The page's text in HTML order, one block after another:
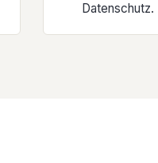
Datenschutz.